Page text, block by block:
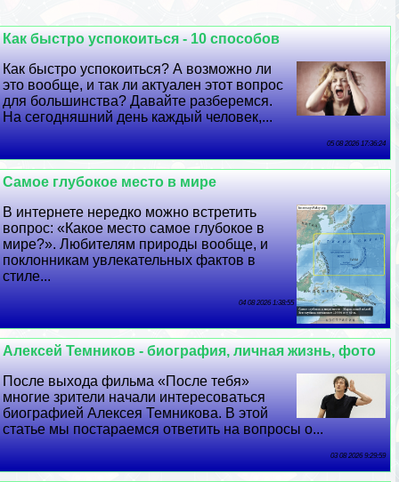
Как быстро успокоиться - 10 способов
Как быстро успокоиться? А возможно ли
это вообще, и так ли актуален этот вопрос
для большинства? Давайте разберемся.
На сегодняшний день каждый человек,...
05 08 2026 17:36:24
Самое глубокое место в мире
В интернете нередко можно встретить
вопрос: «Какое место самое глубокое в
мире?». Любителям природы вообще, и
поклонникам увлекательных фактов в
стиле...
04 08 2026 1:38:55
Алексей Темников - биография, личная жизнь, фото
После выхода фильма «После тебя»
многие зрители начали интересоваться
биографией Алексея Темникова. В этой
статье мы постараемся ответить на вопросы о...
03 08 2026 9:29:59